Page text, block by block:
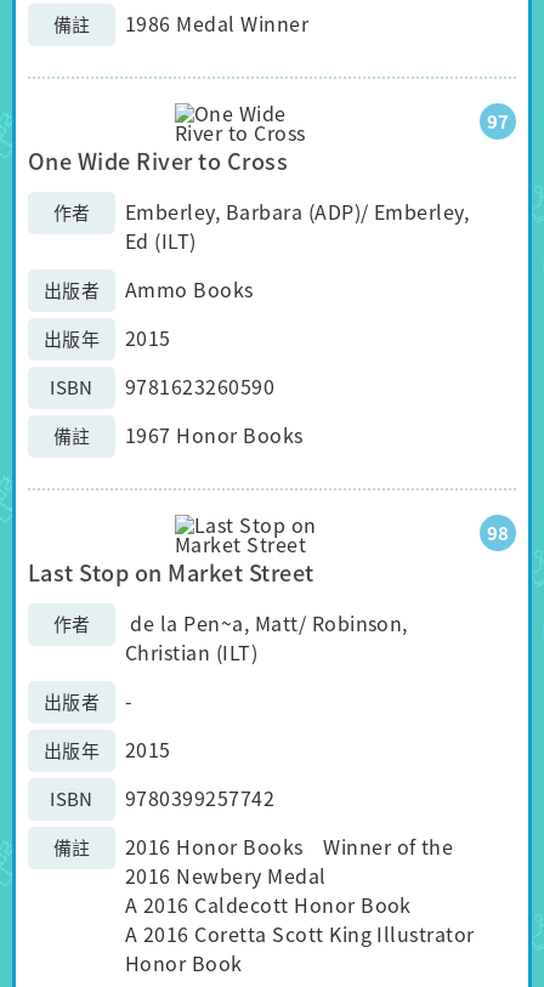
備註 1986 Medal Winner
97
One Wide River to Cross
作者
Emberley, Barbara (ADP)/ Emberley,
Ed (ILT)
出版者 Ammo Books
出版年 2015
ISBN 9781623260590
備註 1967 Honor Books
98
Last Stop on Market Street
作者
de la Pen~a, Matt/ Robinson,
Christian (ILT)
出版者 -
出版年 2015
ISBN 9780399257742
備註
2016 Honor Books Winner of the
2016 Newbery Medal
A 2016 Caldecott Honor Book
A 2016 Coretta Scott King Illustrator
Honor Book